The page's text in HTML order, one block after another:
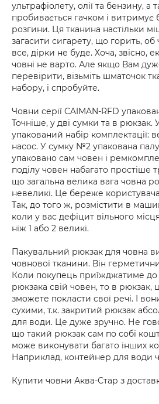
ультрафіолету, олії та бензину, а
пробивається гачком і витримує
розгини. Ця тканина настільки
загасити сигарету, що горить,
все, дірки не буде. Хоча, звісно,
човні не варто. Але якщо Вам
перевірити, візьміть шматочок
набору, і спробуйте.
Човни серії CAIMAN-RFD
Точніше, у дві сумки та в рюкзак.
упакований набір комплектації:
насос. У сумку №2 упакована
упаковано сам човен і
поділу човен набагато простіше
що загальна велика вага човна
невеликі. Це береже
Так, до того ж, розмістити в
коли у вас дефіцит вільного
ніж 1 або 2 великі.
Пакувальний рюкзак для човна
човнової тканини. Він
Коли покупець приїжджатиме до
рюкзака свій човен, то в рюкзак,
зможете покласти свої речі. І
сухими, т.к. закритий рюкзак
для води. Це дуже зручно. Не
що такий рюкзак сам по собі
може виконувати багато інших
Наприклад, контейнер для води
Купити човни Аква-Стар з